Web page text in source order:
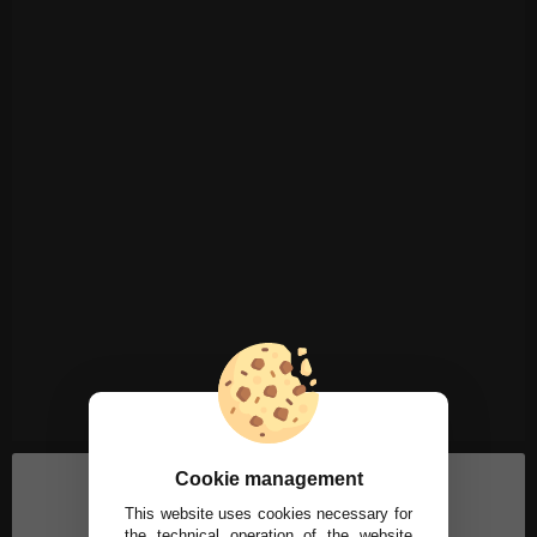
Cookie management
This website uses cookies necessary for